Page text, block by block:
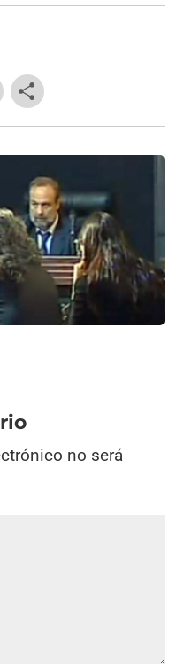
E
m
ai
o
m
p
ar
tir
no será